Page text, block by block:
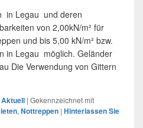
in Legau und deren
von 2,00kN/m² für
und bis 5,00 kN/m² bzw.
in Legau möglich. Geländer
Die Verwendung von Gittern
in Legau
Aktuell | Gekennzeichnet mit
, Nottreppen | Hinterlassen Sie